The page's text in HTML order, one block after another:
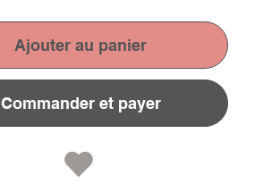
Ajouter au panier
Commander et payer